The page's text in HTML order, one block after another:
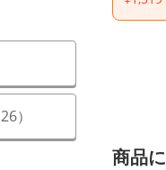
26）
商品